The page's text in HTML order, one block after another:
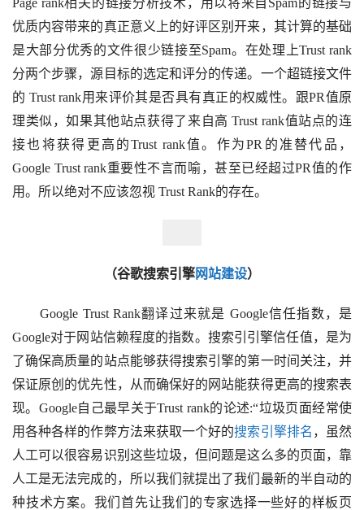
Page rank相关的链接分析技术，用以将来自Spam的链接与
优质内容带来的真正意义上的好评区别开来，其计算的基础
是大部分优秀的文件很少链接至Spam。在处理上Trust rank
分两个步骤，源目标的选定和评分的传递。一个超链接文件
的 Trust rank用来评价其是否具有真正的权威性。跟PR值原
理类似，如果其他站点获得了来自高 Trust rank值站点的连
接也将获得更高的Trust rank值。作为PR的准替代品，
Google Trust rank重要性不言而喻，甚至已经超过PR值的作
用。所以绝对不应该忽视 Trust Rank的存在。
（谷歌搜索引擎网站建设）
Google Trust Rank翻译过来就是 Google信任指数，是
Google对于网站信赖程度的指数。搜索引引擎信任值，是为
了确保高质量的站点能够获得搜索引擎的第一时间关注，并
保证原创的优先性，从而确保好的网站能获得更高的搜索表
现。Google自己最早关于Trust rank的论述:“垃圾页面经常使
用各种各样的作弊方法来获取一个好的搜索引擎排名 ，虽然
人工可以很容易识别这些垃圾，但问题是这么多的页面，靠
人工是无法完成的，所以我们就提出了我们最新的半自动的
种技术方案。我们首先让我们的专家选择一些好的样板页